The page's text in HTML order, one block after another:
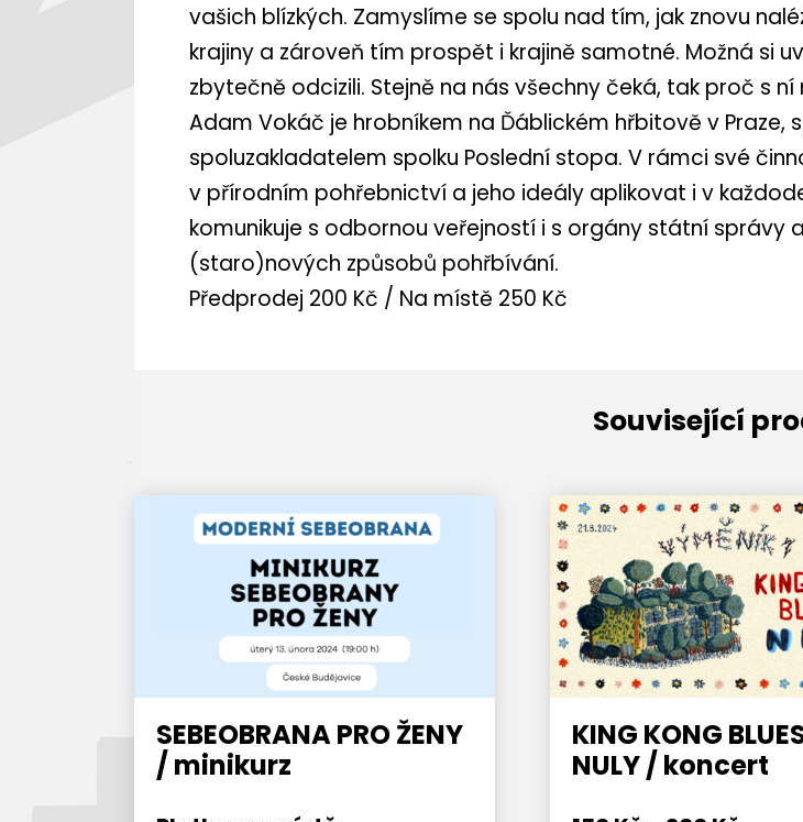
vašich blízkých. Zamyslíme se spolu nad tím, jak znovu
krajiny a zároveň tím prospět i krajině samotné. Možná si
zbytečně odcizili. Stejně na nás všechny čeká, tak proč s
Adam Vokáč je hrobníkem na Ďáblickém hřbitově v Praze,
spoluzakladatelem spolku Poslední stopa. V rámci své
v přírodním pohřebnictví a jeho ideály aplikovat i v
komunikuje s odbornou veřejností i s orgány státní správy
(staro)nových způsobů pohřbívání.
Předprodej 200 Kč / Na místě 250 Kč
Související
SEBEOBRANA PRO ŽENY
/ minikurz
KING KONG
NULY / koncert